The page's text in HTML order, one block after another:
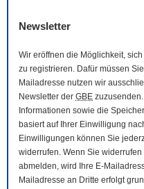
Newsletter
Wir eröffnen die Möglichkeit,
zu registrieren. Dafür müssen
Mail adresse nutzen wir
Newsletter der GBE
Informationen sowie die
basiert auf Ihrer Einwilligung
Einwilligungen können Sie
widerrufen. Wenn Sie
abmelden, wird Ihre E-Mail
Mail adresse an Dritte erfolgt